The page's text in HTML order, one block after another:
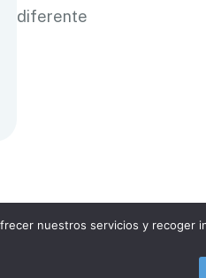
diferente
nuestros servicios y